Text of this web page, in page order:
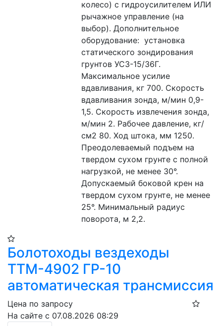
колесо) с гидроусилителем ИЛИ
рычажное управление (на
выбор). Дополнительное
оборудование:  установка
статического зондирования
грунтов УСЗ-15/36Г.
Максимальное усилие
вдавливания, кг 700. Скорость
вдавливания зонда, м/мин 0,9-
1,5. Скорость извлечения зонда,
м/мин 2. Рабочее давление, кг/
см2 80. Ход штока, мм 1250.
Преодолеваемый подъем на
твердом сухом грунте с полной
нагрузкой, не менее 30°.
Допускаемый боковой крен на
твердом сухом грунте, не менее
25°. Минимальный радиус
поворота, м 2,2.
Болотоходы вездеходы
ТТМ-4902 ГР-10
автоматическая трансмиссия
Цена по запросу
На сайте с 07.08.2026 08:29